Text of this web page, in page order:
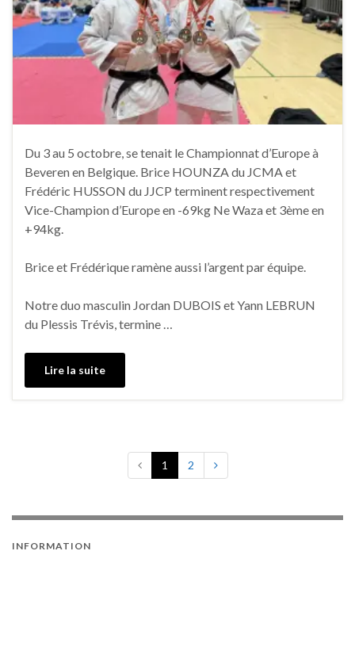
Du 3 au 5 octobre, se tenait le Championnat d’Europe à
Beveren en Belgique. Brice HOUNZA du JCMA et
Frédéric HUSSON du JJCP terminent respectivement
Vice-Champion d’Europe en -69kg Ne Waza et 3ème en
+94kg.
Brice et Frédérique ramène aussi l’argent par équipe.
Notre duo masculin Jordan DUBOIS et Yann LEBRUN
du Plessis Trévis, termine …
Lire la suite
1 2
INFORMATION